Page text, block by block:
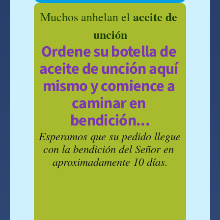
Muchos anhelan el aceite de
unción
Ordene su botella de
aceite de unción aquí
mismo y comience a
caminar en
bendición...
Esperamos que su pedido llegue
con la bendición del Señor en
aproximadamente 10 días.